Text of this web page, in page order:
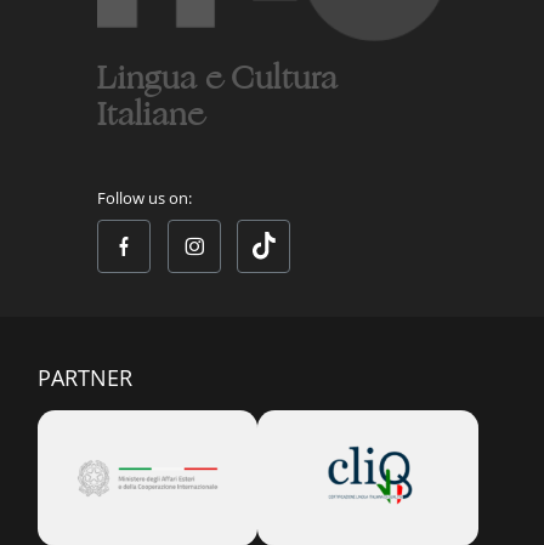
Lingua e Cultura
Italiane
Follow us on:
PARTNER